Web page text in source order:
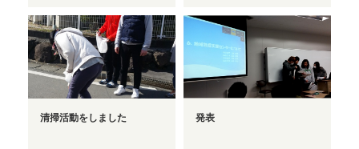
清掃活動をしました 発表